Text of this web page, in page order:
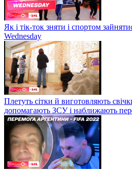
Як і тік-ток зняти і спортом
Wednesday
Плетуть сітки й виготовляють
допомагають ЗСУ і наближають